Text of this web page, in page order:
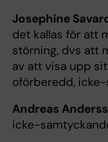
Josephine
det kallas för att
störning, dvs att
av att visa upp
oförberedd,
Andreas
icke-